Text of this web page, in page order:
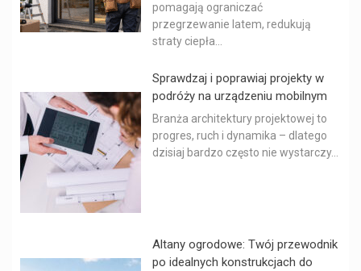
pomagają ograniczać
przegrzewanie latem, redukują
straty ciepła...
Sprawdzaj i poprawiaj projekty w
podróży na urządzeniu mobilnym
Branża architektury projektowej to
progres, ruch i dynamika – dlatego
dzisiaj bardzo często nie wystarczy...
Altany ogrodowe: Twój przewodnik
po idealnych konstrukcjach do